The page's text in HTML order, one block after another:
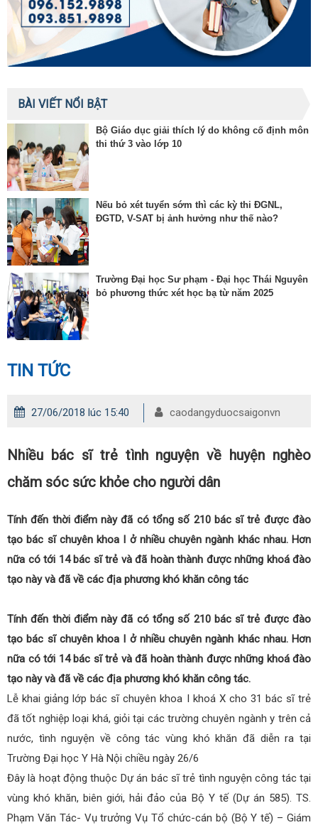
BÀI VIẾT NỔI BẬT
Bộ Giáo dục giải thích lý do không cố định môn
thi thứ 3 vào lớp 10
Nếu bỏ xét tuyển sớm thì các kỳ thi ĐGNL,
ĐGTD, V-SAT bị ảnh hưởng như thế nào?
Trường Đại học Sư phạm - Đại học Thái Nguyên
bỏ phương thức xét học bạ từ năm 2025
TIN TỨC
27/06/2018 lúc 15:40 caodangyduocsaigonvn
Nhiều bác sĩ trẻ tình nguyện về huyện nghèo
chăm sóc sức khỏe cho người dân
Tính đến thời điểm này đã có tổng số 210 bác sĩ trẻ được đào
tạo bác sĩ chuyên khoa I ở nhiều chuyên ngành khác nhau. Hơn
nữa có tới 14 bác sĩ trẻ và đã hoàn thành được những khoá đào
tạo này và đã về các địa phương khó khăn công tác
Tính đến thời điểm này đã có tổng số 210 bác sĩ trẻ được đào
tạo bác sĩ chuyên khoa I ở nhiều chuyên ngành khác nhau. Hơn
nữa có tới 14 bác sĩ trẻ và đã hoàn thành được những khoá đào
tạo này và đã về các địa phương khó khăn công tác.
Lễ khai giảng lớp bác sĩ chuyên khoa I khoá X cho 31 bác sĩ trẻ
đã tốt nghiệp loại khá, giỏi tại các trường chuyên ngành y trên cả
nước, tình nguyện về công tác vùng khó khăn đã diễn ra tại
Trường Đại học Y Hà Nội chiều ngày 26/6
Đây là hoạt động thuộc Dự án bác sĩ trẻ tình nguyện công tác tại
vùng khó khăn, biên giới, hải đảo của Bộ Y tế (Dự án 585). TS.
Phạm Văn Tác- Vụ trưởng Vụ Tổ chức-cán bộ (Bộ Y tế) – Giám